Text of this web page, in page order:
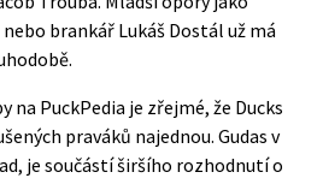
brankář Lukáš Dostál už má
na PuckPedia je zřejmé, že Ducks
praváků najednou. Gudas v
je součástí širšího rozhodnutí o